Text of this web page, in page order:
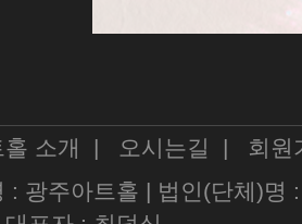
소개 | 오시는길 |
회원
: 광주아트홀 | 법인(단체)명